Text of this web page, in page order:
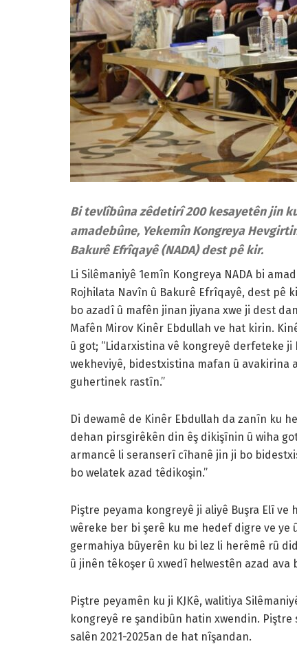
Bi tevlîbûna zêdetirî 200 kesayetên jin
amadebûne, Yekemîn Kongreya
Bakurê Efrîqayê (NADA) dest pê kir.
Li Silêmaniyê 1emîn Kongreya NADA bi
Rojhilata Navîn û Bakurê Efrîqayê, dest pê
bo azadî û mafên jinan jiyana xwe ji dest
Mafên Mirov Kinêr Ebdullah ve hat kirin.
û got; “Lidarxistina vê kongreyê derfeteke
wekheviyê, bidestxistina mafan û avakirina
guhertinek rastîn.”
Di dewamê de Kinêr Ebdullah da zanîn ku
dehan pirsgirêkên din êş dikişînin û wiha
armancê li seranserî cîhanê jin ji bo
bo welatek azad têdikoşin.”
Piştre peyama kongreyê ji aliyê Buşra Elî
wêreke ber bi şerê ku me hedef digre ve ye
germahiya bûyerên ku bi lez li herêmê rû
û jinên têkoşer û xwedî helwestên azad ava
Piştre peyamên ku ji KJKê, walitiya
kongreyê re şandibûn hatin xwendin.
salên 2021-2025an de hat nîşandan.